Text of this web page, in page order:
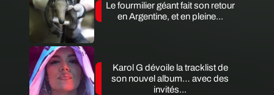
Le fourmilier géant fait son retour
en Argentine, et en pleine...
Karol G dévoile la tracklist de
son nouvel album… avec des
invités...